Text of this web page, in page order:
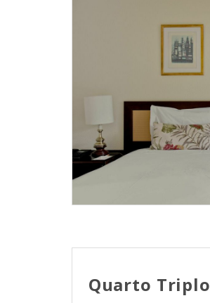
Quarto Triplo